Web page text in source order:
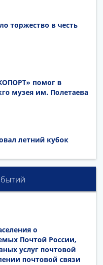
торжество в честь
помог в
музея им. Полетаева
летний кубок
о
Почтой России,
услуг почтовой
почтовой связи